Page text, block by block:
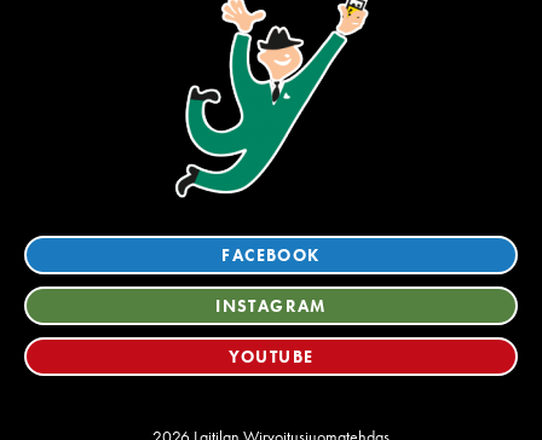
FACEBOOK
INSTAGRAM
YOUTUBE